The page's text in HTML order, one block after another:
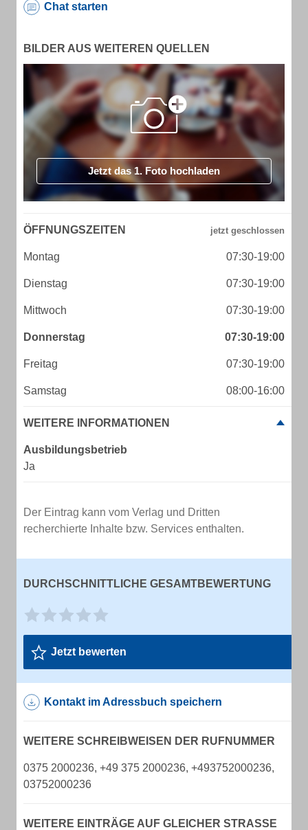
Chat starten
BILDER AUS WEITEREN QUELLEN
Jetzt das 1. Foto hochladen
ÖFFNUNGSZEITEN
Montag 07:30-19:00
Dienstag 07:30-19:00
Mittwoch 07:30-19:00
Donnerstag 07:30-19:00
Freitag 07:30-19:00
Samstag 08:00-16:00
WEITERE INFORMATIONEN
Ausbildungsbetrieb
Ja
Der Eintrag kann vom Verlag und Dritten
recherchierte Inhalte bzw. Services enthalten.
DURCHSCHNITTLICHE GESAMTBEWERTUNG
Jetzt bewerten
Kontakt im Adressbuch speichern
WEITERE SCHREIBWEISEN DER RUFNUMMER
0375 2000236, +49 375 2000236, +493752000236,
03752000236
WEITERE EINTRÄGE AUF GLEICHER STRASSE